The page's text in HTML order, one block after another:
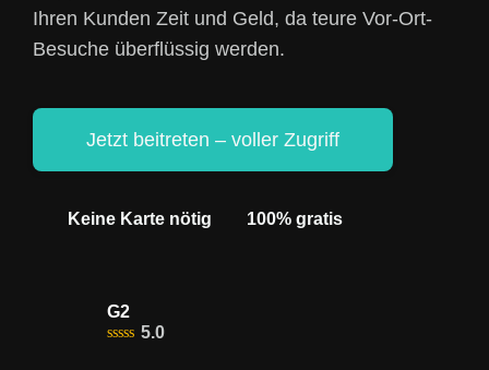
Ihren Kunden Zeit und Geld, da teure Vor-Ort-
Besuche überflüssig werden.
Jetzt beitreten – voller Zugriff
Keine Karte nötig 100% gratis
G2
5.0